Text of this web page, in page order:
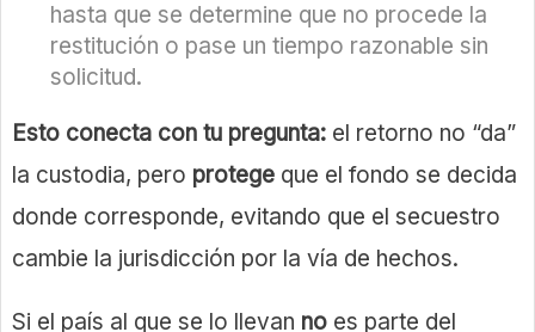
hasta que se determine que no procede la
restitución o pase un tiempo razonable sin
solicitud.
Esto conecta con tu pregunta: el retorno no “da”
la custodia, pero protege que el fondo se decida
donde corresponde, evitando que el secuestro
cambie la jurisdicción por la vía de hechos.
Si el país al que se lo llevan no es parte del